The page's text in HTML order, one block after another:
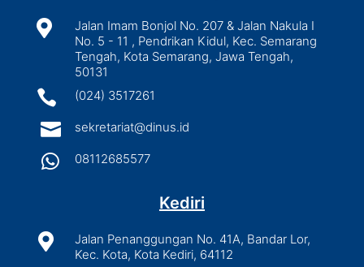

Jalan Imam Bonjol No. 207 & Jalan Nakula I
No. 5 - 11 , Pendrikan Kidul, Kec. Semarang
Tengah, Kota Semarang, Jawa Tengah,
50131
 (024) 3517261
 sekretariat@dinus.id
 08112685577
Kediri

Jalan Penanggungan No. 41A, Bandar Lor,
Kec. Kota, Kota Kediri, 64112